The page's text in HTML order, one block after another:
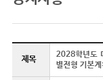
제목
2028학년도
별전형 기본